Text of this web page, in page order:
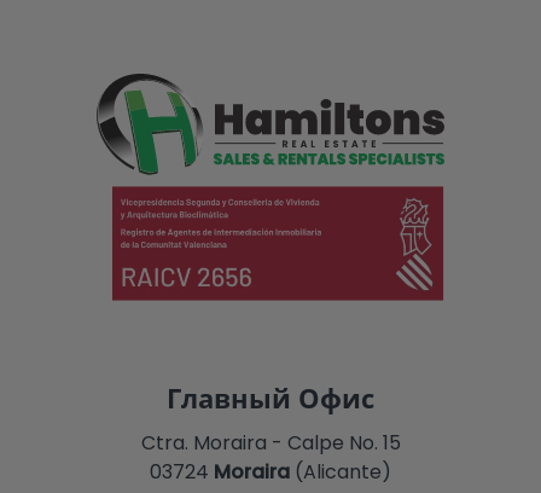
Главный Офис
Ctra. Moraira - Calpe No. 15
03724 Moraira (Alicante)